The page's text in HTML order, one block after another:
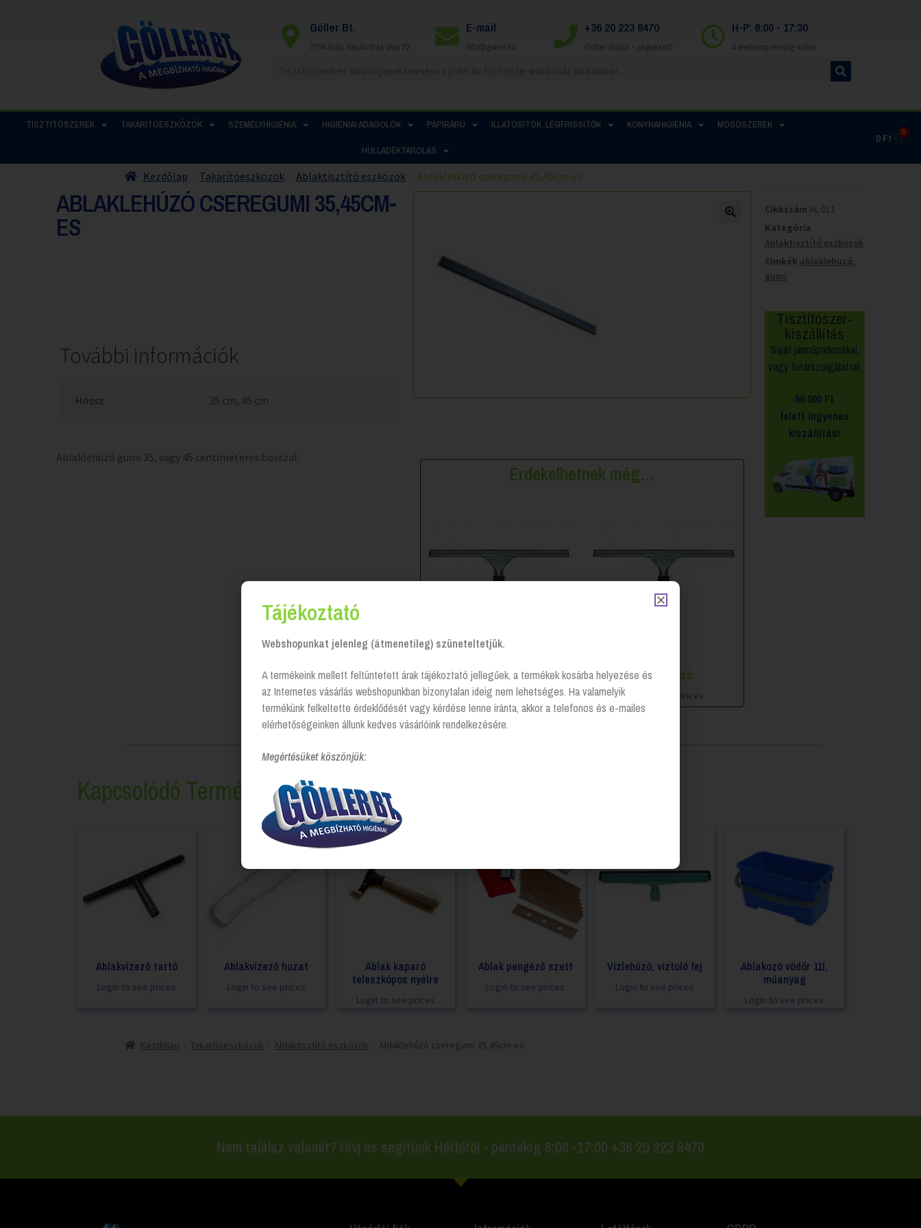
Göller Bt.
7754 Bóly, Fáy András utca 22.
E-mail
info@goller.hu
+36 20 223 8470
Göller Gábor - cégvezető
H-P: 8:00 - 17:30
A webshop mindig nyitva
TISZTÍTÓSZEREK TAKARÍTÓESZKÖZÖK SZEMÉLYHIGIÉNIA HIGIÉNIAI ADAGOLÓK PAPÍRÁRU ILLATOSÍTÓK, LÉGFRISSÍTŐK KONYHAHIGIÉNIA MOSÓSZEREK
HULLADÉKTÁROLÁS
0Ft 0
Kezdőlap Takarítóeszközök Ablaktisztító eszközök Ablaklehúzó cseregumi 35,45cm-es
ABLAKLEHÚZÓ CSEREGUMI 35,45CM-
ES
További információk
Hossz 35 cm 45 cm
Ablaklehúzó gumi 35, vagy 45 centiméteres hosszal.
Érdekelhetnek még…
Ablaklehúzó
Login to see prices
Ablaklehúzó
Login to see prices
Cikkszám AL 011
Kategória
Ablaktisztító eszközök
Cimkék ablaklehuzó
gumi
Tisztítószer-
kiszállítás
Saját járműparkunkkal,
vagy futárszolgálattal.
50 000 Ft
felett ingyenes
kiszállítás!
Kapcsolódó Termékek
Ablakvizező tartó
Login to see prices
Ablakvizező huzat
Login to see prices
Ablak kaparó
teleszkópos nyélre
Login to see prices
Ablak pengéző szett
Login to see prices
Vízlehúzó, víztoló fej
Login to see prices
Ablakozó vödör 11l,
műanyag
Login to see prices
Kezdőlap Takarítóeszközök Ablaktisztító eszközök Ablaklehúzó cseregumi 35,45cm-es
Nem találsz valamit? Hívj és segítünk Hétfőtől - péntekig 8:00 -17:00 +36 20 223 8470
Tájékoztató
Webshopunkat jelenleg (átmenetileg) szüneteltetjük.
A termékeink mellett feltüntetett árak tájékoztató jellegűek, a termékek kosárba helyezése és
az Internetes vásárlás webshopunkban bizonytalan ideig nem lehetséges. Ha valamelyik
termékünk felkeltette érdeklődését vagy kérdése lenne iránta, akkor a telefonos és e-mailes
elérhetőségeinken állunk kedves vásárlóink rendelkezésére.
Megértésüket köszönjük: